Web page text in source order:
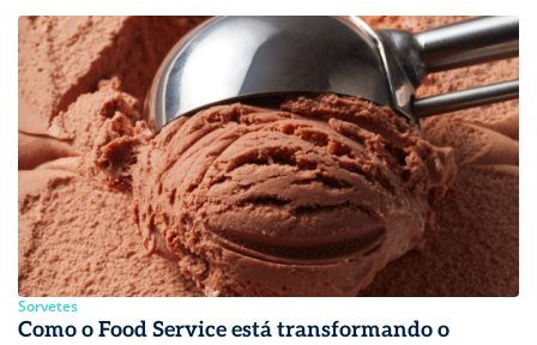
Sorvetes
Como o Food Service está transformando o